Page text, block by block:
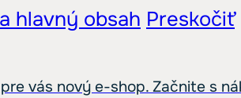
hlavný obsah Preskočiť
vás nový e-shop. Začnite s